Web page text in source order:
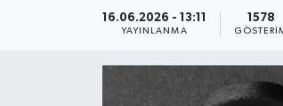
16.06.2026 - 13:11
YAYINLANMA
1578
Kültür ve Sanat
Son Dakika Haberleri